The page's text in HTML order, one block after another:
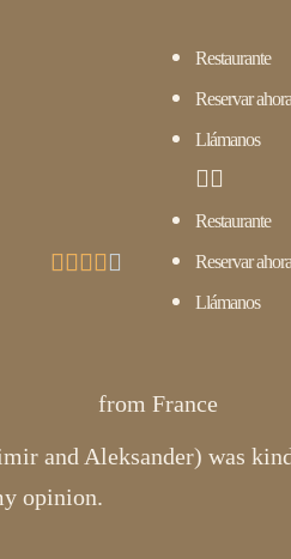
Restaurante
Reservar ahora
Llámanos
Restaurante
Reservar ahora
Llámanos

from France
and Aleksander) was
opinion.